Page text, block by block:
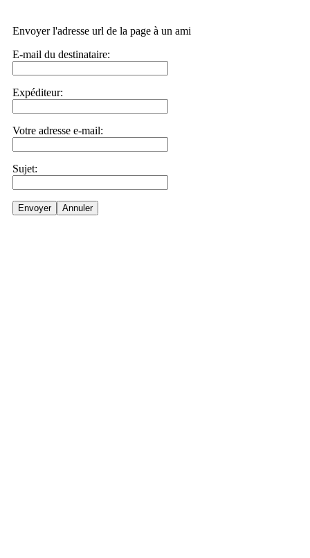
Envoyer l'adresse url de la page à un ami
E-mail du destinataire:
Expéditeur:
Votre adresse e-mail:
Sujet:
Envoyer Annuler